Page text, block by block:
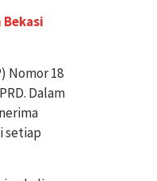
Nomor 18
Dalam
setiap